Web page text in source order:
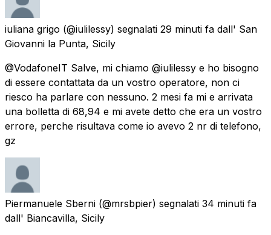
iuliana grigo (@iulilessy) segnalati 29 minuti fa dall' San
Giovanni la Punta, Sicily
@VodafoneIT Salve, mi chiamo @iulilessy e ho bisogno
di essere contattata da un vostro operatore, non ci
riesco ha parlare con nessuno. 2 mesi fa mi e arrivata
una bolletta di 68,94 e mi avete detto che era un vostro
errore, perche risultava come io avevo 2 nr di telefono,
gz
Piermanuele Sberni (@mrsbpier) segnalati 34 minuti fa
dall' Biancavilla, Sicily